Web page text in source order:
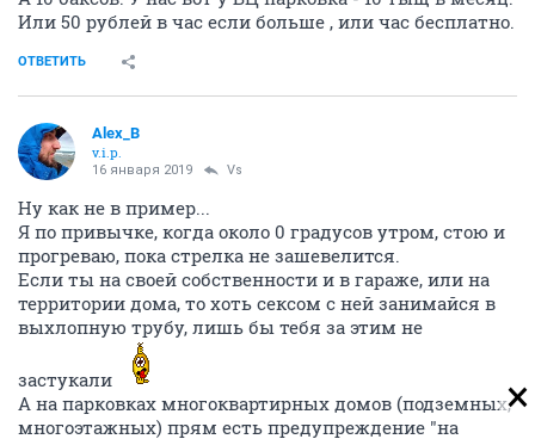
Или 50 рублей в час если больше , или час бесплатно.
ОТВЕТИТЬ
Alex_B
v.i.p.
16 января 2019 Vs
Ну как не в пример...
Я по привычке, когда около 0 градусов утром, стою и
прогреваю, пока стрелка не зашевелится.
Если ты на своей собственности и в гараже, или на
территории дома, то хоть сексом с ней занимайся в
выхлопную трубу, лишь бы тебя за этим не
застукали
А на парковках многоквартирных домов (подземных,
многоэтажных) прям есть предупреждение "на